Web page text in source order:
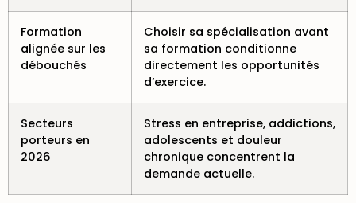
Formation
alignée sur les
débouchés
Choisir sa spécialisation avant
sa formation conditionne
directement les opportunités
d’exercice.
Secteurs
porteurs en
2026
Stress en entreprise, addictions,
adolescents et douleur
chronique concentrent la
demande actuelle.